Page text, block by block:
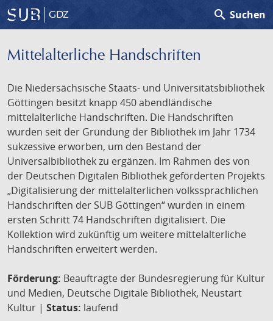
GDZ search Suchen
Mittelalterliche Handschriften
Die Niedersächsische Staats- und Universitätsbibliothek
Göttingen besitzt knapp 450 abendländische
mittelalterliche Handschriften. Die Handschriften
wurden seit der Gründung der Bibliothek im Jahr 1734
sukzessive erworben, um den Bestand der
Universalbibliothek zu ergänzen. Im Rahmen des von
der Deutschen Digitalen Bibliothek geförderten Projekts
„Digitalisierung der mittelalterlichen volkssprachlichen
Handschriften der SUB Göttingen“ wurden in einem
ersten Schritt 74 Handschriften digitalisiert. Die
Kollektion wird zukünftig um weitere mittelalterliche
Handschriften erweitert werden.
Förderung: Beauftragte der Bundesregierung für Kultur
und Medien, Deutsche Digitale Bibliothek, Neustart
Kultur | Status: laufend